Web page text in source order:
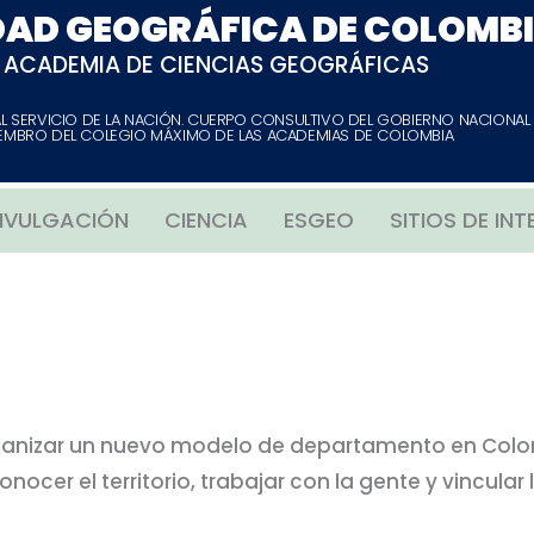
GEOGRÁFICA DE
ACADEMIA DE CIENCIAS GEOGRÁFICAS
SERVICIO DE LA NACIÓN. CUERPO CONSULTIVO DEL GOBIERNO NACIONAL
DEL COLEGIO MÁXIMO DE LAS ACADEMIAS DE COLOMBIA
CIENCIA ESGEO SITIOS DE
un nuevo modelo de departamento en
el territorio, trabajar con la gente y vincular